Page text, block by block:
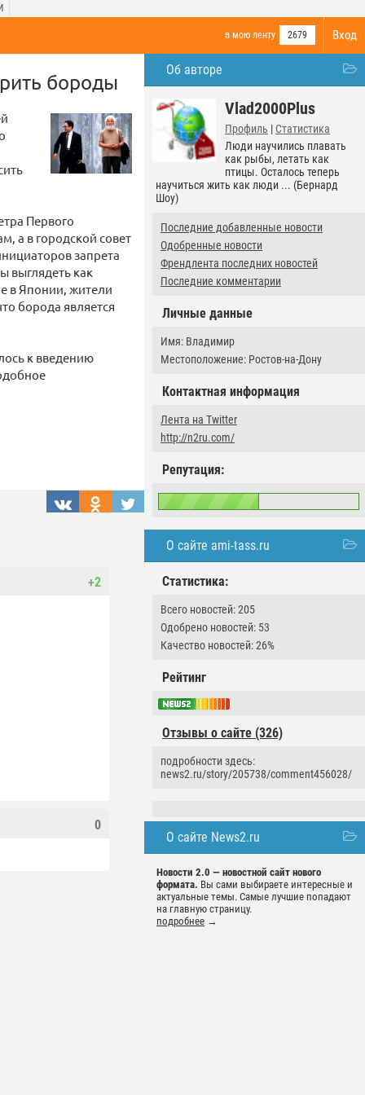
Вход
в мою ленту 2679
Об авторе
Vlad2000Plus
Профиль | Статистика
Люди научились плавать
как рыбы, летать как
птицы. Осталось теперь
научиться жить как люди ... (Бернард
Шоу)
Последние добавленные новости
Одобренные новости
Френдлента последних новостей
Последние комментарии
Личные данные
Имя: Владимир
Местоположение: Ростов-на-Дону
Контактная информация
Лента на Twitter
http://n2ru.com/
Репутация:
О сайте ami-tass.ru
Статистика:
Всего новостей: 205
Одобрено новостей: 53
Качество новостей: 26%
Рейтинг
Отзывы о сайте (326)
подробности здесь:
news2.ru/story/205738/comment456028/
О сайте News2.ru
Новости 2.0 — новостной сайт нового
формата. Вы сами выбираете интересные и
актуальные темы. Самые лучшие попадают
на главную страницу.
подробнее →
бороды
Первого
а в городской совет
запрета
выглядеть как
в Японии, жители
борода является
к введению
+2
0